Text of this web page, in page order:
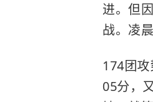
进。但
战。凌
174团
05分，